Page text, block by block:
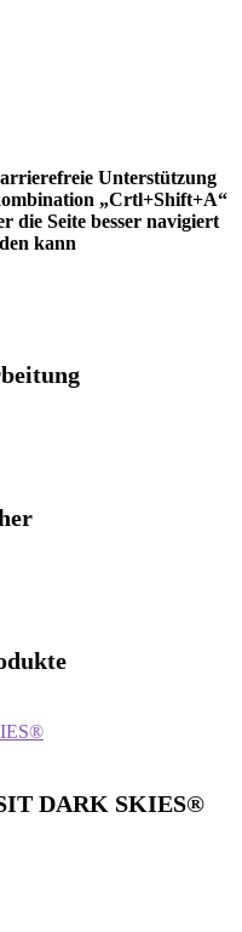
Unterstützung
„Crtl+Shift+A“
die Seite besser navigiert
kann
DARK SKIES®